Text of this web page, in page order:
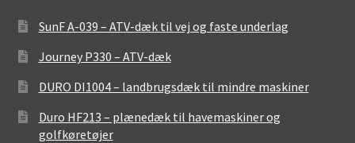
SunF A-039 – ATV-dæk til vej og faste underlag
Journey P330 – ATV-dæk
DURO DI1004 – landbrugsdæk til mindre maskiner
Duro HF213 – plænedæk til havemaskiner og
golfkøretøjer